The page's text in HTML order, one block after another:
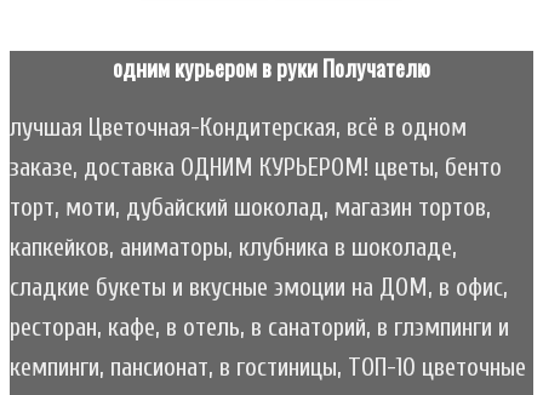
одним курьером в руки Получателю
лучшая Цветочная-Кондитерская, всё в одном
заказе, доставка ОДНИМ КУРЬЕРОМ! цветы, бенто
торт, моти, дубайский шоколад, магазин тортов,
капкейков, аниматоры, клубника в шоколаде,
сладкие букеты и вкусные эмоции на ДОМ, в офис,
ресторан, кафе, в отель, в санаторий, в глэмпинги и
кемпинги, пансионат, в гостиницы, ТОП-10 цветочные